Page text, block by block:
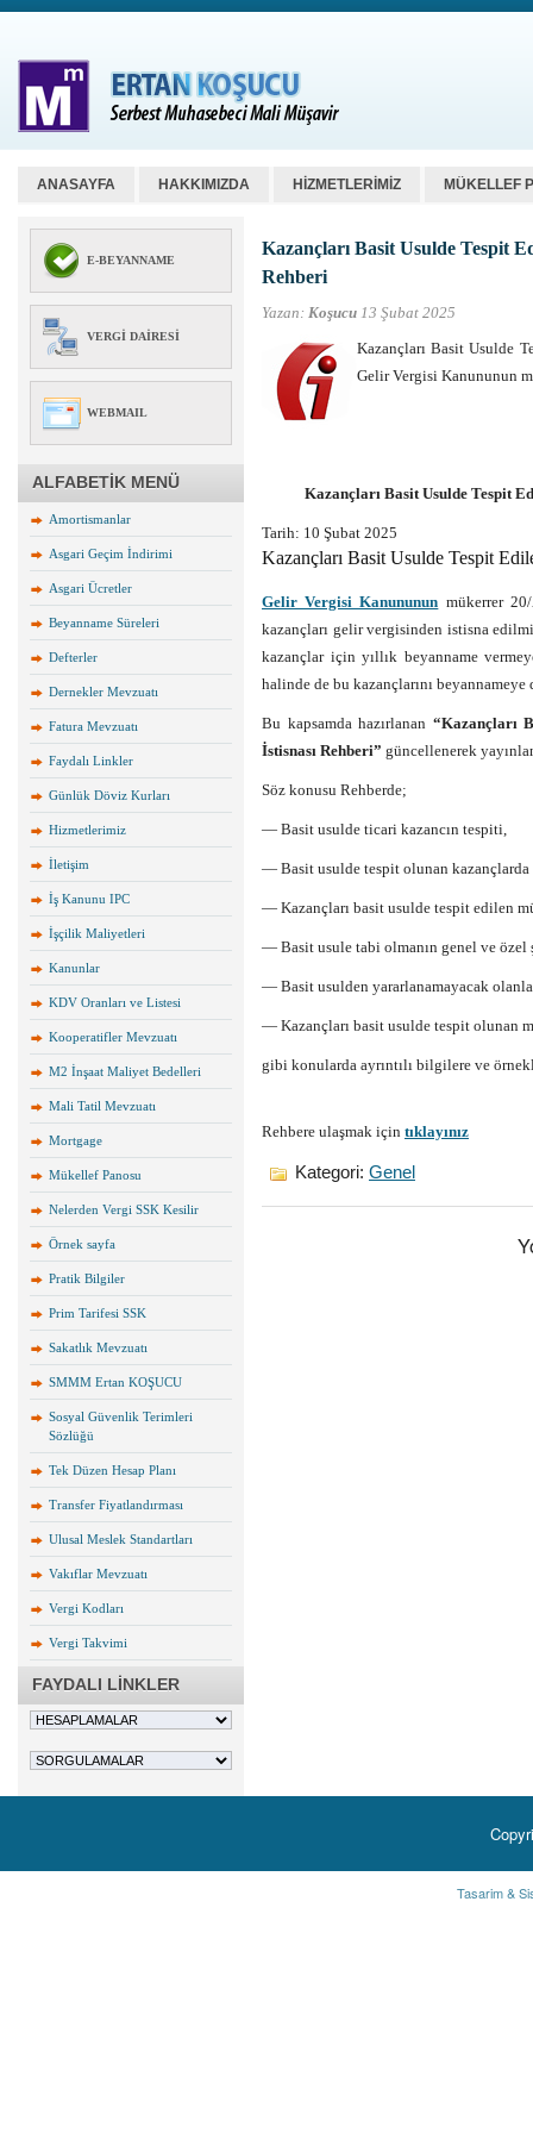
ANASAYFA HAKKIMIZDA HİZMETLERİMİZ MÜKELLEF
E-BEYANNAME
VERGI DAIRESI
WEBMAIL
ALFABETİK MENÜ
Amortismanlar
Asgari Geçim İndirimi
Asgari Ücretler
Beyanname Süreleri
Defterler
Dernekler Mevzuatı
Fatura Mevzuatı
Faydalı Linkler
Günlük Döviz Kurları
Hizmetlerimiz
İletişim
İş Kanunu IPC
İşçilik Maliyetleri
Kanunlar
KDV Oranları ve Listesi
Kooperatifler Mevzuatı
M2 İnşaat Maliyet Bedelleri
Mali Tatil Mevzuatı
Mortgage
Mükellef Panosu
Nelerden Vergi SSK Kesilir
Örnek sayfa
Pratik Bilgiler
Prim Tarifesi SSK
Sakatlık Mevzuatı
SMMM Ertan KOŞUCU
Sosyal Güvenlik Terimleri
Sözlüğü
Tek Düzen Hesap Planı
Transfer Fiyatlandırması
Ulusal Meslek Standartları
Vakıflar Mevzuatı
Vergi Kodları
Vergi Takvimi
FAYDALI LİNKLER
Kazançları Basit Usulde Tespit
Rehberi
Yazan: Koşucu 13 Şubat 2025
Kazançları Basit Usulde
Gelir Vergisi Kanununun
Kazançları Basit Usulde Tespit
Tarih: 10 Şubat 2025
Kazançları Basit Usulde Tespit
Gelir Vergisi Kanununun mükerrer
kazançları gelir vergisinden istisna
kazançlar için yıllık beyanname
halinde de bu kazançlarını
Bu kapsamda hazırlanan “Kazançları
İstisnası Rehberi” güncellenerek
Söz konusu Rehberde;
— Basit usulde ticari kazancın tespiti,
— Basit usulde tespit olunan kazançlarda
— Kazançları basit usulde tespit edilen
— Basit usule tabi olmanın genel ve özel
— Basit usulden yararlanamayacak
— Kazançları basit usulde tespit olunan
gibi konularda ayrıntılı bilgilere ve
Rehbere ulaşmak için tıklayınız
Kategori: Genel
Tasarim &